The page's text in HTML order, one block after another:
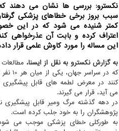
نكسترو: بررسی ها نشان می دهند كه
سبب بروز برخی خطاهای پزشكی
كمتر شنیده می شود كه در این
اعتراف كرده و بابت آن عذرخواهی
این مساله را مورد كاوش علمی قرار
به گزارش نکسترو به نقل از ایسنا، مطالعات
که در سراسر جهان، یکی از میان هر 10 نفر که
کنند در معرض لطمه های قابل پیشگیری
می آید، قرار می گیرند.
در دهه گذشته مرگ ومیر قابل پیشگیری
پژوهشگران را به خود جلب کرده است.
به طورکلی خطای پزشکی موجب می